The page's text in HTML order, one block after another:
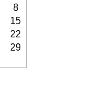
8
15
22
29